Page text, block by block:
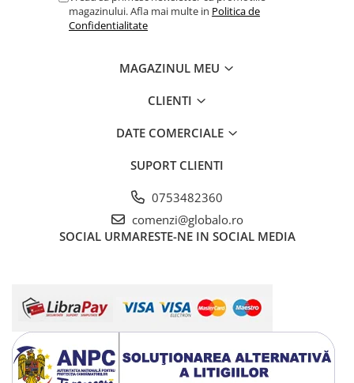
magazinului. Afla mai multe in Politica de
Confidentialitate
MAGAZINUL MEU
CLIENTI
DATE COMERCIALE
SUPORT CLIENTI
0753482360
comenzi@globalo.ro
SOCIAL URMARESTE-NE IN SOCIAL MEDIA